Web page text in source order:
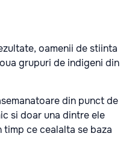
oamenii de stiinta
grupuri de indigeni din
din punct de
si doar una dintre ele
ce cealalta se baza